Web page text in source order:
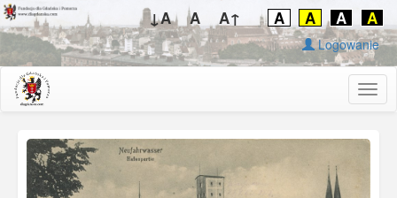
↓A A A↑ A A A A
Logowanie